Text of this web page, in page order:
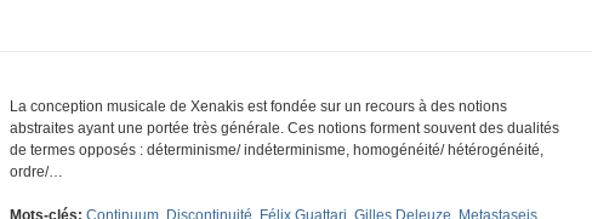
La conception musicale de Xenakis est fondée sur un recours à des notions
abstraites ayant une portée très générale. Ces notions forment souvent des dualités
de termes opposés : déterminisme/ indéterminisme, homogénéité/ hétérogénéité,
ordre/…
Mots-clés: Continuum, Discontinuité, Félix Guattari, Gilles Deleuze, Metastaseis,